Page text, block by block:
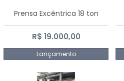
Prensa Excêntrica 18 ton
R$ 19.000,00
Lançamento